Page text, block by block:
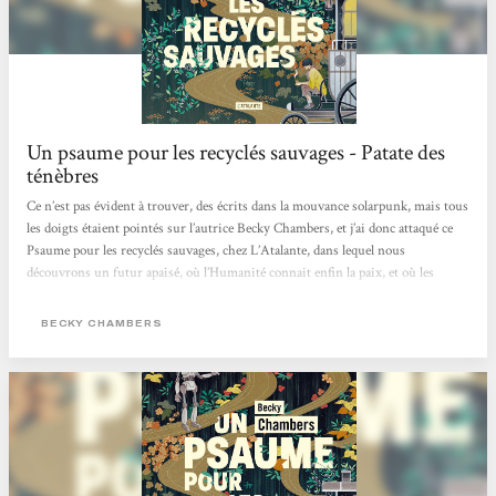
Un psaume pour les recyclés sauvages - Patate des
ténèbres
Ce n’est pas évident à trouver, des écrits dans la mouvance solarpunk, mais tous
les doigts étaient pointés sur l’autrice Becky Chambers, et j’ai donc attaqué ce
Psaume pour les recyclés sauvages, chez L’Atalante, dans lequel nous
découvrons un futur apaisé, où l’Humanité connait enfin la paix, et où les
une pluie de missiles sur leurs créateurs, mais plutôt à se retirer, jusqu’à
BECKY CHAMBERS